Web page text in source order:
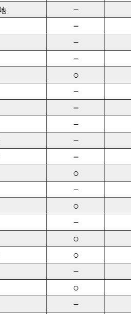
－
－
－
－
○
－
－
－
－
－
○
－
○
－
○
○
－
○
－